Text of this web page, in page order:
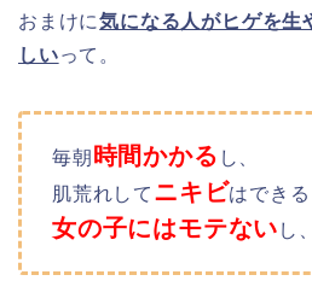
おまけに気になる人がヒゲを生
しいって。
毎朝 時間かかる し、
肌荒れして ニキビはできる
女の子にはモテない し、